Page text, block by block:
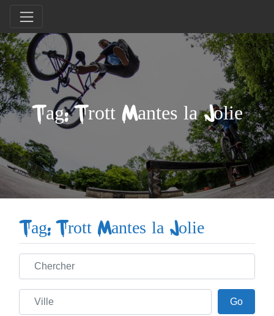
Tag: Trott Mantes la Jolie
Tag: Trott Mantes la Jolie
Chercher
Ville GoGo